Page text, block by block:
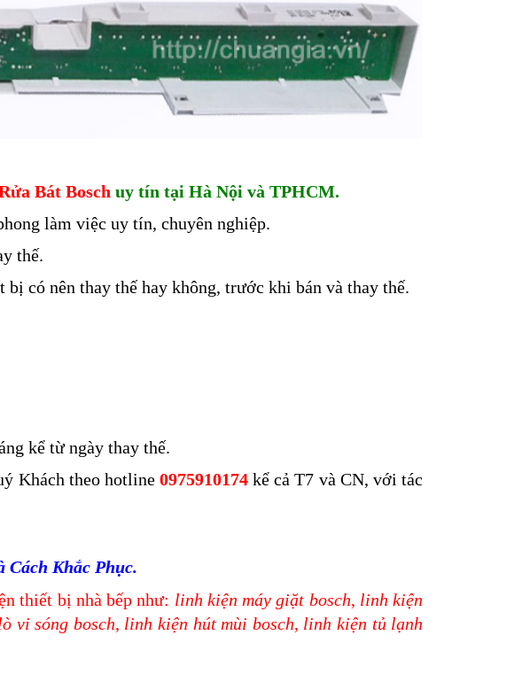
Bát Bosch uy tín tại Hà Nội và TPHCM.
làm việc uy tín, chuyên nghiệp.
thế.
có nên thay thế hay không, trước khi bán và thay thế.
kể từ ngày thay thế.
Khách theo hotline 0975910174kể cả T7 và CN, với tác
Cách Khắc Phục.
thiết bị nhà bếp như: linh kiện máy giặt bosch, linh kiện
vi sóng bosch, linh kiện hút mùi bosch, linh kiện tủ lạnh